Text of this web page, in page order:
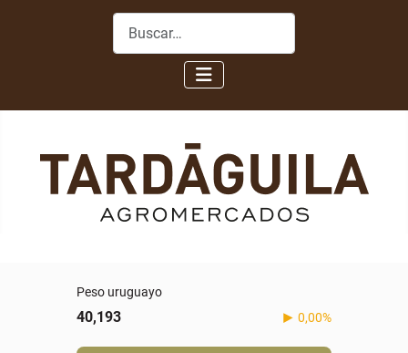
Buscar
Peso uruguayo
40,193 0,00%